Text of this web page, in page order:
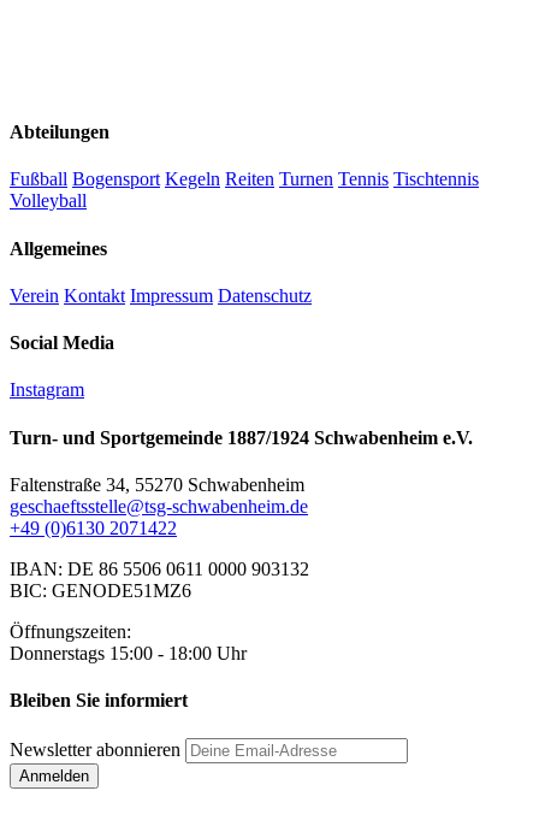
Abteilungen
Fußball Bogensport Kegeln Reiten Turnen Tennis Tischtennis
Volleyball
Allgemeines
Verein Kontakt Impressum Datenschutz
Social Media
Instagram
Turn- und Sportgemeinde 1887/1924 Schwabenheim e.V.
Faltenstraße 34, 55270 Schwabenheim
geschaeftsstelle@tsg-schwabenheim.de
+49 (0)6130 2071422
IBAN: DE 86 5506 0611 0000 903132
BIC: GENODE51MZ6
Öffnungszeiten:
Donnerstags 15:00 - 18:00 Uhr
Bleiben Sie informiert
Newsletter abonnieren
Anmelden